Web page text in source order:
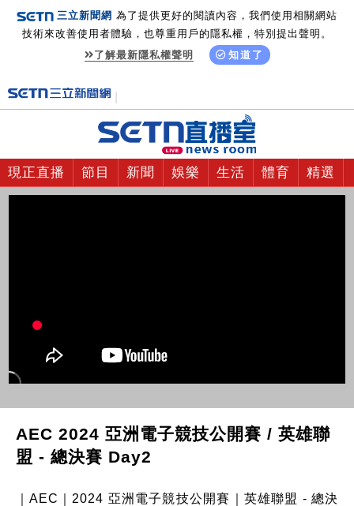
三立新聞網 為了提供更好的閱讀內容，我們使用相關網站
技術來改善使用者體驗，也尊重用戶的隱私權，特別提出聲明。
了解最新隱私權聲明
知道了
現正直播 節目 新聞 娛樂 生活 體育 精選
AEC 2024 亞洲電子競技公開賽 / 英雄聯
盟 - 總決賽 Day2
｜AEC｜2024 亞洲電子競技公開賽｜英雄聯盟 - 總決